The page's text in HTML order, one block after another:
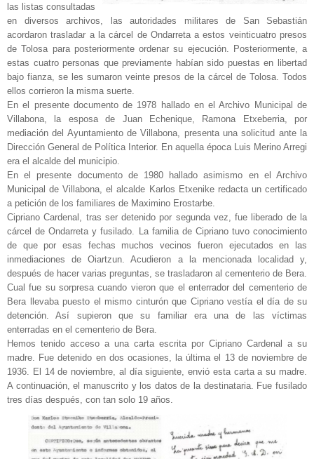
las listas consultadas
en diversos archivos, las autoridades militares de San Sebastián
acordaron trasladar a la cárcel de Ondarreta a estos veinticuatro presos
de Tolosa para posteriormente ordenar su ejecución. Posteriormente, a
estas cuatro personas que previamente habían sido puestas en libertad
bajo fianza, se les sumaron veinte presos de la cárcel de Tolosa. Todos
ellos corrieron la misma suerte.
En el presente documento de 1978 hallado en el Archivo Municipal de
Villabona, la esposa de Juan Echenique, Ramona Etxeberria, por
mediación del Ayuntamiento de Villabona, presenta una solicitud ante la
Dirección General de Política Interior. En aquella época Luis Merino Arregi
era el alcalde del municipio.
En el presente documento de 1980 hallado asimismo en el Archivo
Municipal de Villabona, el alcalde Karlos Etxenike redacta un certificado
a petición de los familiares de Maximino Erostarbe.
Cipriano Cardenal, tras ser detenido por segunda vez, fue liberado de la
cárcel de Ondarreta y fusilado. La familia de Cipriano tuvo conocimiento
de que por esas fechas muchos vecinos fueron ejecutados en las
inmediaciones de Oiartzun. Acudieron a la mencionada localidad y,
después de hacer varias preguntas, se trasladaron al cementerio de Bera.
Cual fue su sorpresa cuando vieron que el enterrador del cementerio de
Bera llevaba puesto el mismo cinturón que Cipriano vestía el día de su
detención. Así supieron que su familiar era una de las víctimas
enterradas en el cementerio de Bera.
Hemos tenido acceso a una carta escrita por Cipriano Cardenal a su
madre. Fue detenido en dos ocasiones, la última el 13 de noviembre de
1936. El 14 de noviembre, al día siguiente, envió esta carta a su madre.
A continuación, el manuscrito y los datos de la destinataria. Fue fusilado
tres días después, con tan solo 19 años.